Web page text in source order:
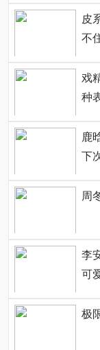
皮
不
戏
种
鹿
下
周
李
可
极